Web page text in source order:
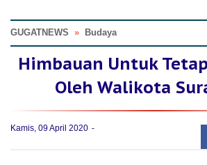
GUGATNEWS » Budaya
Himbauan Untuk
Oleh Walikota
Kamis, 09 April 2020